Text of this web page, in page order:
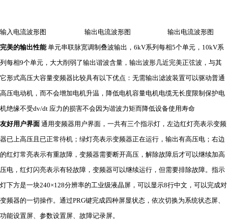
输入电流波形图 输出电流波形图 输出电流波形图
完美的输出性能单元串联脉宽调制叠波输出，6kV系列每相5个单元，10kV系
列每相9个单元，大大削弱了输出谐波含量，输出波形几近完美正弦波，与其
它形式高压大容量变频器比较具有以下优点：无需输出滤波装置可以驱动普通
高压电动机，而不会增加电机升温，降低电机容量电机电缆无长度限制保护电
机绝缘不受dv/dt 应力的损害不会因为谐波力矩而降低设备使用寿命
友好用户界面 通用变频器用户界面，一共有三个指示灯，左边红灯亮表示变频
器已上高压且已正常待机；绿灯亮表示变频器正在运行，输出有高压电；右边
的红灯常亮表示有重故障，变频器需要断开高压，解除故障后才可以继续加高
压电，红灯闪亮表示有轻故障，变频器可以继续运行，但需要排除故障。指示
灯下方是一块240×128分辨率的工业级液晶屏，可以显示8行中文，可以完成对
变频器的一切操作。通过PRG键完成四种屏显状态，依次切换为系统状态屏、
功能设置屏、参数设置屏、故障记录屏。